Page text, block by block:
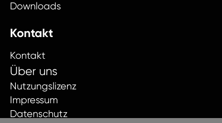
Downloads
Kontakt
Kontakt
Über uns
Nutzungslizenz
Impressum
Datenschutz